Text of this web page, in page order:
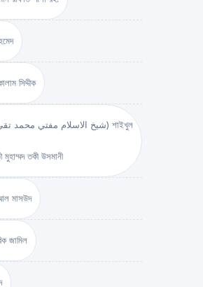
সিদ্দীক
তকী উসমানী
মাসউদ
জামিল